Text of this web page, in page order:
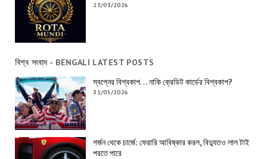
23/03/2026
বিশ্ব সংবাদ - BENGALI LATEST POSTS
স্বপ্নের বিশ্বকাপ… নাকি ক্রেডিট কার্ডের বিশ্বকাপ?
31/05/2026
গর্জন থেকে চার্জে: ফেরারি আবিষ্কার করল, বিদ্যুতও লাল টাই
পরতে পারে